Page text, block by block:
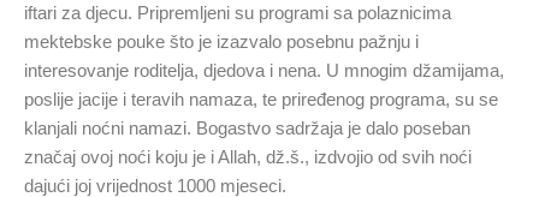
iftari za djecu. Pripremljeni su programi sa polaznicima
mektebske pouke što je izazvalo posebnu pažnju i
interesovanje roditelja, djedova i nena. U mnogim džamijama,
poslije jacije i teravih namaza, te priređenog programa, su se
klanjali noćni namazi. Bogastvo sadržaja je dalo poseban
značaj ovoj noći koju je i Allah, dž.š., izdvojio od svih noći
dajući joj vrijednost 1000 mjeseci.